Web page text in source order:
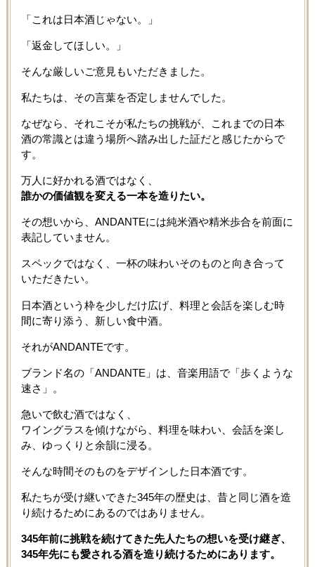
「これは日本酒じゃない。」
「返金してほしい。」
そんな厳しいご意見もいただきました。
私たちは、その言葉を否定しませんでした。
なぜなら、それこそが私たちの挑戦が、これまでの日本
酒の常識とは違う場所へ踏み出した証だと感じたからで
す。
万人に好かれる酒ではなく、
誰かの価値観を変える一本を造りたい。
その想いから、ANDANTEには純米酒や精米歩合を前面に
表記していません。
スペックではなく、一杯の味わいそのものと向き合って
いただきたい。
日本酒という枠を少しだけ広げ、料理と会話を楽しむ時
間に寄り添う、新しい食中酒。
それがANDANTEです。
ブランド名の「ANDANTE」は、音楽用語で「歩くような
速さ」。
急いで飲む酒ではなく、
ワイングラスを傾けながら、料理を味わい、会話を楽し
み、ゆっくりと余韻に浸る。
そんな時間そのものをデザインした日本酒です。
私たちが受け継いできた345年の歴史は、昔と同じ酒を造
り続けるためにあるのではありません。
345年前に挑戦を続けてきた先人たちの想いを受け継ぎ、
345年先にも愛される酒を造り続けるためにあります。